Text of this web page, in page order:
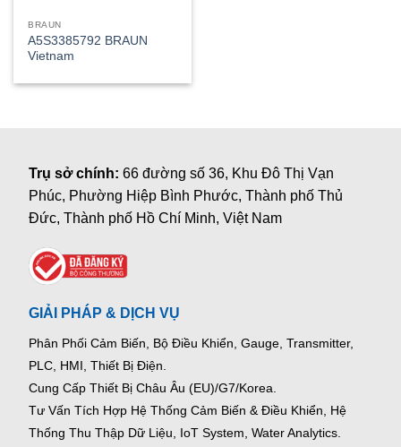
BRAUN
A5S3385792 BRAUN
Vietnam
Trụ sở chính:66 đường số 36, Khu Đô Thị Vạn
Phúc, Phường Hiệp Bình Phước, Thành phố Thủ
Đức, Thành phố Hồ Chí Minh, Việt Nam
GIẢI PHÁP & DỊCH VỤ
Phân Phối Cảm Biến, Bộ Điều Khiển, Gauge, Transmitter,
PLC, HMI, Thiết Bị Điện.
Cung Cấp Thiết Bị Châu Âu (EU)/G7/Korea.
Tư Vấn Tích Hợp Hệ Thống Cảm Biến & Điều Khiển, Hệ
Thống Thu Thập Dữ Liệu, IoT System, Water Analytics.